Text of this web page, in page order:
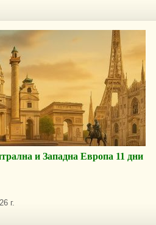
и Западна Европа 11 дни
г.